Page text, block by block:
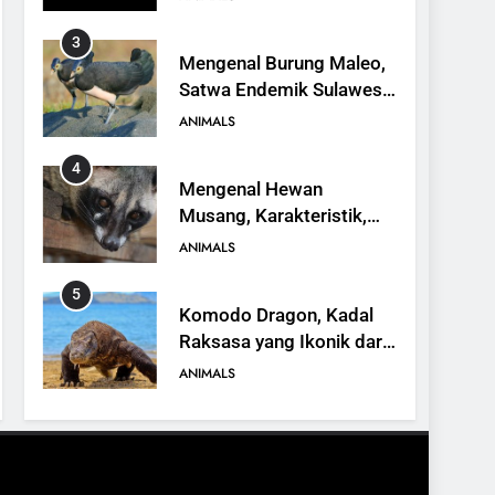
3
Mengenal Burung Maleo,
Satwa Endemik Sulawesi
yang Terancam Punah
ANIMALS
4
Mengenal Hewan
Musang, Karakteristik,
Jenis, dan Peran dalam
ANIMALS
5
Komodo Dragon, Kadal
Raksasa yang Ikonik dari
Indonesia
ANIMALS
6
Kanguru Pohon Mantel